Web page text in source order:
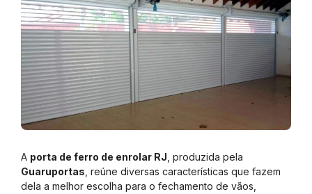
A porta de ferro de enrolar RJ , produzida pela
Guaruportas , reúne diversas características que fazem
dela a melhor escolha para o fechamento de vãos,